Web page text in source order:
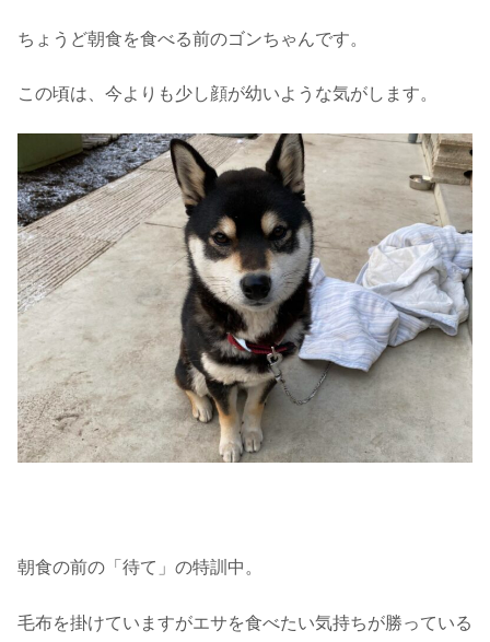
ちょうど朝食を食べる前のゴンちゃんです。
この頃は、今よりも少し顔が幼いような気がします。
朝食の前の「待て」の特訓中。
毛布を掛けていますがエサを食べたい気持ちが勝っている